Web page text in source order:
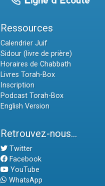
Ressources
Calendrier Juif
Sidour (livre de prière)
Horaires de Chabbath
Livres Torah-Box
Inscription
Podcast Torah-Box
English Version
Retrouvez-nous...
Twitter
Facebook
YouTube
WhatsApp